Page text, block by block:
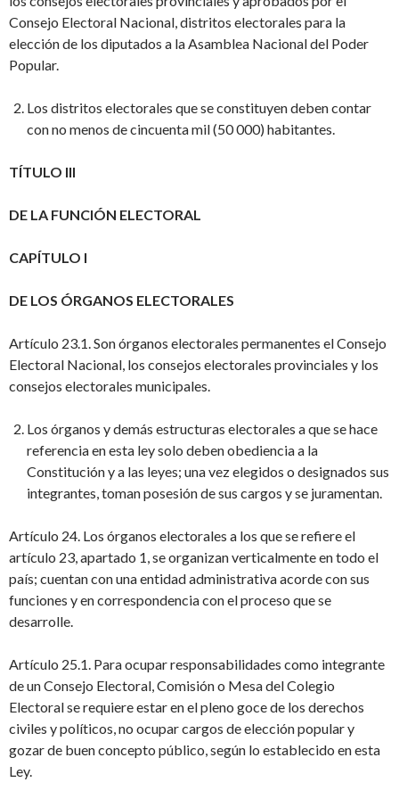
Consejo Electoral Nacional, distritos electorales para la
elección de los diputados a la Asamblea Nacional del Poder
Popular.
Los distritos electorales que se constituyen deben contar
con no menos de cincuenta mil (50 000) habitantes.
TÍTULO III
DE LA FUNCIÓN ELECTORAL
CAPÍTULO I
DE LOS ÓRGANOS ELECTORALES
Artículo 23.1. Son órganos electorales permanentes el Consejo
Electoral Nacional, los consejos electorales provinciales y los
consejos electorales municipales.
Los órganos y demás estructuras electorales a que se hace
referencia en esta ley solo deben obediencia a la
Constitución y a las leyes; una vez elegidos o designados sus
integrantes, toman posesión de sus cargos y se juramentan.
Artículo 24. Los órganos electorales a los que se refiere el
artículo 23, apartado 1, se organizan verticalmente en todo el
país; cuentan con una entidad administrativa acorde con sus
funciones y en correspondencia con el proceso que se
desarrolle.
Artículo 25.1. Para ocupar responsabilidades como integrante
de un Consejo Electoral, Comisión o Mesa del Colegio
Electoral se requiere estar en el pleno goce de los derechos
civiles y políticos, no ocupar cargos de elección popular y
gozar de buen concepto público, según lo establecido en esta
Ley.